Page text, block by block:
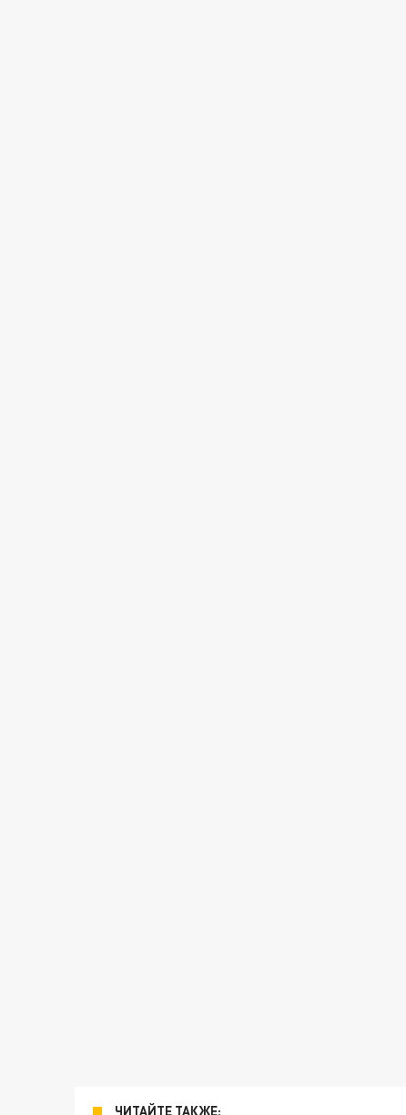
ЧИТАЙТЕ ТАКЖЕ: